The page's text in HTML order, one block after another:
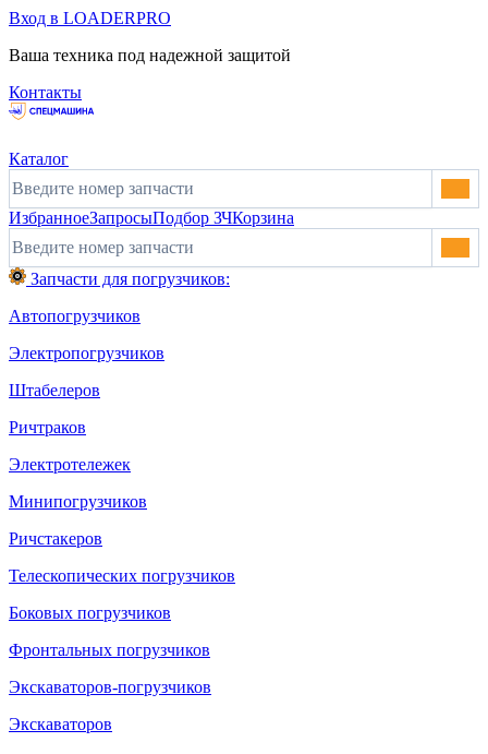
Вход в LOADERPRO
Ваша техника под надежной защитой
Контакты
Каталог
ИзбранноеЗапросыПодбор ЗЧКорзина
Запчасти для погрузчиков:
Автопогрузчиков
Электропогрузчиков
Штабелеров
Ричтраков
Электротележек
Минипогрузчиков
Ричстакеров
Телескопических погрузчиков
Боковых погрузчиков
Фронтальных погрузчиков
Экскаваторов-погрузчиков
Экскаваторов